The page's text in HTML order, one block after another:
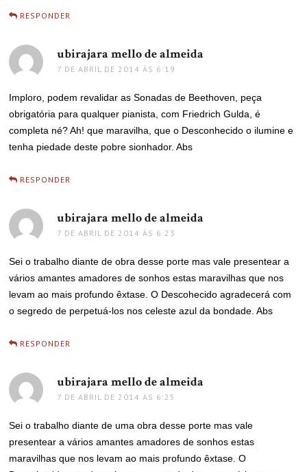
RESPONDER
ubirajara mello de almeida
7 DE ABRIL DE 2014 ÀS 6:19
Imploro, podem revalidar as Sonadas de Beethoven, peça
obrigatória para qualquer pianista, com Friedrich Gulda, é
completa né? Ah! que maravilha, que o Desconhecido o ilumine e
tenha piedade deste pobre sionhador. Abs
RESPONDER
ubirajara mello de almeida
7 DE ABRIL DE 2014 ÀS 6:23
Sei o trabalho diante de obra desse porte mas vale presentear a
vários amantes amadores de sonhos estas maravilhas que nos
levam ao mais profundo êxtase. O Descohecido agradecerá com
o segredo de perpetuá-los nos celeste azul da bondade. Abs
RESPONDER
ubirajara mello de almeida
7 DE ABRIL DE 2014 ÀS 6:25
Sei o trabalho diante de uma obra desse porte mas vale
presentear a vários amantes amadores de sonhos estas
maravilhas que nos levam ao mais profundo êxtase. O